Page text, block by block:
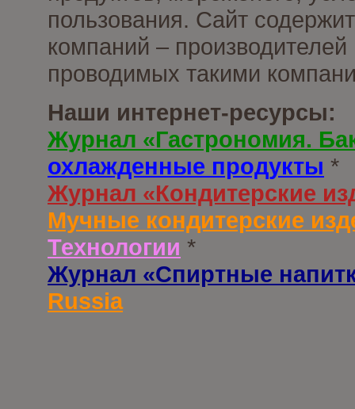
пользования. Сайт
компаний –
проводимых такими
Наши интернет-ресурсы:
Журнал «Гастрономия.
охлажденные продукты *
Журнал «Кондитерские
Мучные кондитерские
Технологии *
Журнал «Спиртные
Russia